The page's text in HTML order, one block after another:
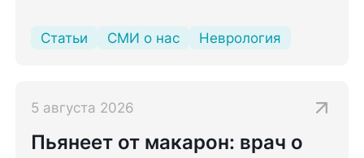
Статьи СМИ о нас Неврология
5 августа 2026
Пьянеет от макарон: врач о